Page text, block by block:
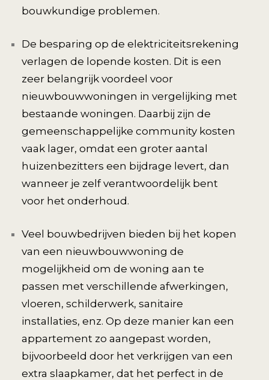
bouwkundige problemen.
De besparing op de elektriciteitsrekening
verlagen de lopende kosten. Dit is een
zeer belangrijk voordeel voor
nieuwbouwwoningen in vergelijking met
bestaande woningen. Daarbij zijn de
gemeenschappelijke community kosten
vaak lager, omdat een groter aantal
huizenbezitters een bijdrage levert, dan
wanneer je zelf verantwoordelijk bent
voor het onderhoud.
Veel bouwbedrijven bieden bij het kopen
van een nieuwbouwwoning de
mogelijkheid om de woning aan te
passen met verschillende afwerkingen,
vloeren, schilderwerk, sanitaire
installaties, enz. Op deze manier kan een
appartement zo aangepast worden,
bijvoorbeeld door het verkrijgen van een
extra slaapkamer, dat het perfect in de